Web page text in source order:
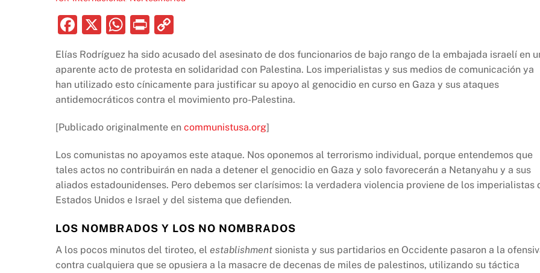
F
c
e
b
o
k
X
W
at
s
A
p
P
nt p
y
Li
n
Elías Rodríguez ha sido acusado del asesinato de dos funcionarios de bajo rango de la embajada israelí en
aparente acto de protesta en solidaridad con Palestina. Los imperialistas y sus medios de comunicación ya
han utilizado esto cínicamente para justificar su apoyo al genocidio en curso en Gaza y sus ataques
antidemocráticos contra el movimiento pro-Palestina.
[Publicado originalmente en communistusa.org]
Los comunistas no apoyamos este ataque. Nos oponemos al terrorismo individual, porque entendemos que
tales actos no contribuirán en nada a detener el genocidio en Gaza y solo favorecerán a Netanyahu y a sus
aliados estadounidenses. Pero debemos ser clarísimos: la verdadera violencia proviene de los imperialistas
Estados Unidos e Israel y del sistema que defienden.
LOS NOMBRADOS Y LOS NO NOMBRADOS
A los pocos minutos del tiroteo, el establishment sionista y sus partidarios en Occidente pasaron a la
contra cualquiera que se opusiera a la masacre de decenas de miles de palestinos, utilizando su táctica